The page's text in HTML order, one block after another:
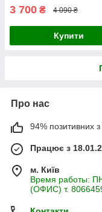
3 700 ₴ 4 090 ₴
Купити
Про нас
94% позитивних з
Працює з
м. Київ
Время работы:
(ОФИС) т.